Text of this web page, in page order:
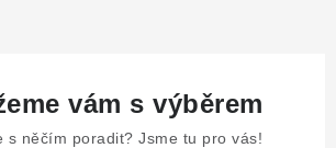
vám s výběrem
s něčím poradit? Jsme tu pro vás!